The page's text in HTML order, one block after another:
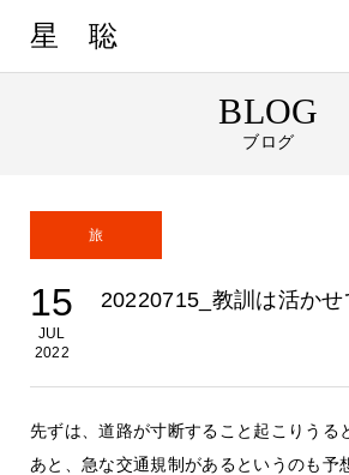
星 聡
BLOG
ブログ
旅
15
JUL
2022
20220715_教訓は活かせ
先ずは、道路が寸断すること起こりうる
あと、急な交通規制があるというのも予